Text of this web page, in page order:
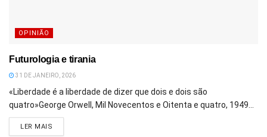
OPINIÃO
Futurologia e tirania
31 DE JANEIRO, 2026
«Liberdade é a liberdade de dizer que dois e dois são
quatro»George Orwell, Mil Novecentos e Oitenta e quatro, 1949...
LER MAIS